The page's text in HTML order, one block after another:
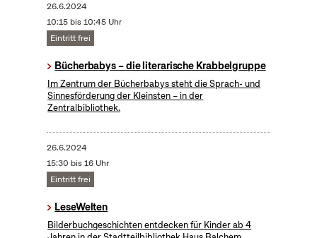
26.6.2024
10:15 bis 10:45 Uhr
Eintritt frei
Bücherbabys – die literarische Krabbelgruppe
Im Zentrum der Bücherbabys steht die Sprach- und
Sinnesförderung der Kleinsten – in der
Zentralbibliothek.
26.6.2024
15:30 bis 16 Uhr
Eintritt frei
LeseWelten
Bilderbuchgeschichten entdecken für Kinder ab 4